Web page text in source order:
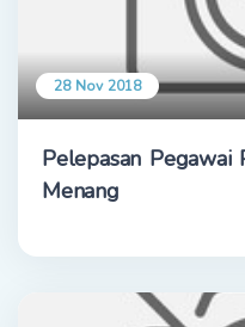
28 Nov 2018
Pelepasan Pegawai
Menang